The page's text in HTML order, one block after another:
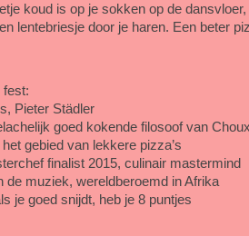
koud is op je sokken op de
lentebriesje door je haren. Een beter
fest:
Pieter Städler
goed kokende filosoof van Choux
gebied van lekkere pizza’s
finalist 2015, culinair mastermind
de muziek, wereldberoemd in Afrika
je goed snijdt, heb je 8 puntjes